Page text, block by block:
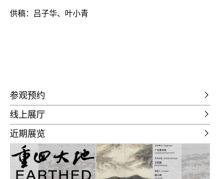
供稿：吕子华、叶小青
参观预约
线上展厅
近期展览